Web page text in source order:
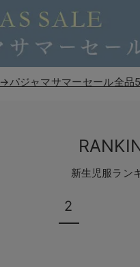
→パジャマサマーセール全品
新生児服ラン
2